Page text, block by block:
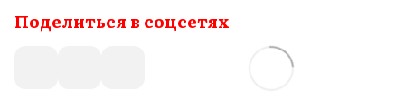
Поделиться в соцсетях